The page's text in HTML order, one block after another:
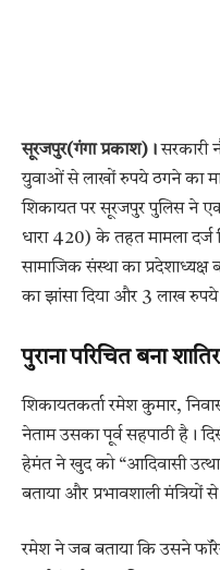
सूरजपुर(गंगा प्रकाश)। सरकारी
युवाओं से लाखों रुपये ठगने का
शिकायत पर सूरजपुर पुलिस ने
धारा 420) के तहत मामला
सामाजिक संस्था का
का झांसा दिया और 3 लाख रुपये
पुराना परिचित बना
शिकायतकर्ता रमेश कुमार,
नेताम उसका पूर्व सहपाठी है।
हेमंत ने खुद को “आदिवासी
बताया और प्रभावशाली मंत्रियों
रमेश ने जब बताया कि उसने